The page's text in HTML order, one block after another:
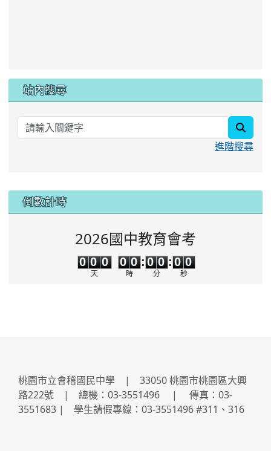
站內搜尋
進階搜尋
::: 倒數計時
2026國中教育會考
0 0 0
天
0
0
0
0
時
:
0
0
0
0
分
:
0
0
0
0
秒
桃園市立會稽國民中學 | 33050 桃園市桃園區大興
路222號 | 總機：03-3551496 | 傳真：03-
3551683 | 學生請假專線：03-3551496 #311、316